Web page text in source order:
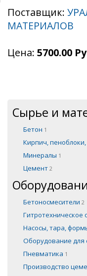
Поставщик:
МАТЕРИАЛОВ
Цена: 5700.00
Сырье и
Бетон 1
Кирпич,
Минералы 1
Цемент 2
Бетоносмесители 2
Насосы, тара,
Оборудование для
Пневматика 1
Производство